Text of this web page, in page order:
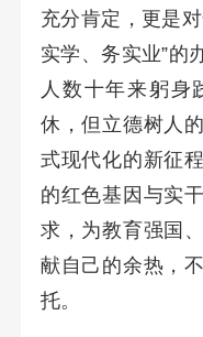
充分肯定，更是
实学、务实业”的
人数十年来躬身
休，但立德树人
式现代化的新征
的红色基因与实
求，为教育强国
献自己的余热，
托。